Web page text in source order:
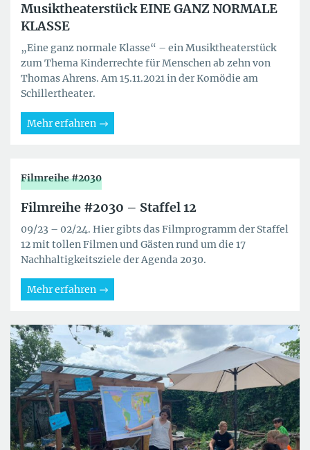
Musiktheaterstück EINE GANZ NORMALE
KLASSE
„Eine ganz normale Klasse“ – ein Musiktheaterstück
zum Thema Kinderrechte für Menschen ab zehn von
Thomas Ahrens. Am 15.11.2021 in der Komödie am
Schillertheater.
Mehr erfahren
Filmreihe #2030
Filmreihe #2030 – Staffel 12
09/23 – 02/24. Hier gibts das Filmprogramm der Staffel
12 mit tollen Filmen und Gästen rund um die 17
Nachhaltigkeitsziele der Agenda 2030.
Mehr erfahren